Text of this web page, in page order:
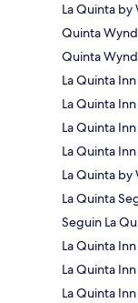
La Quinta
Quinta
Quinta
La Quinta
La Quinta
La Quinta
La Quinta
La Quinta
La Quinta
Seguin La
La Quinta
La Quinta
La Quinta